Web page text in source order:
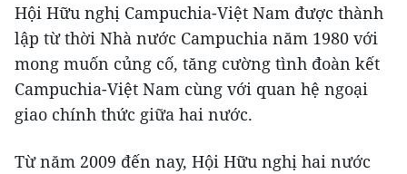
Hội Hữu nghị Campuchia-Việt Nam được thành
lập từ thời Nhà nước Campuchia năm 1980 với
mong muốn củng cố, tăng cường tình đoàn kết
Campuchia-Việt Nam cùng với quan hệ ngoại
giao chính thức giữa hai nước.
Từ năm 2009 đến nay, Hội Hữu nghị hai nước